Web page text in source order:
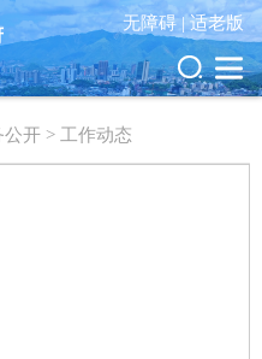
无障碍 |适老版
公开 > 工作动态